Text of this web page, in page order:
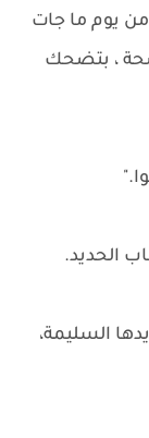
يوم ما جات
، بتضحك
الحديد.
السليمة،